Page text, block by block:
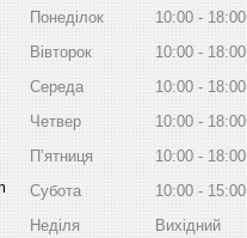
Понеділок 10:00
18:00
Вівторок
10:00
18:00
Середа
10:00
18:00
Четвер
10:00
18:00
Пʼятниця
10:00
18:00
Субота
10:00
15:00
Неділя
Вихідний